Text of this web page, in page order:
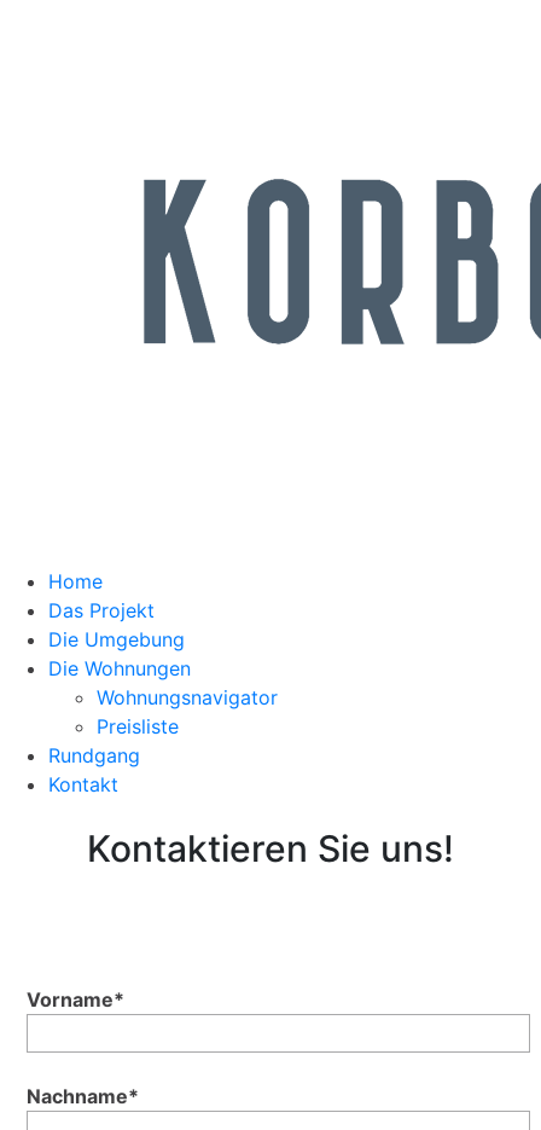
Home
Das Projekt
Die Umgebung
Die Wohnungen
Wohnungsnavigator
Preisliste
Rundgang
Kontakt
Kontaktieren Sie uns!
Vorname*
Nachname*